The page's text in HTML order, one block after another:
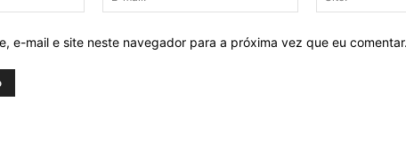
mail:*
e-mail e site neste navegador para a próxima vez que eu comentar.